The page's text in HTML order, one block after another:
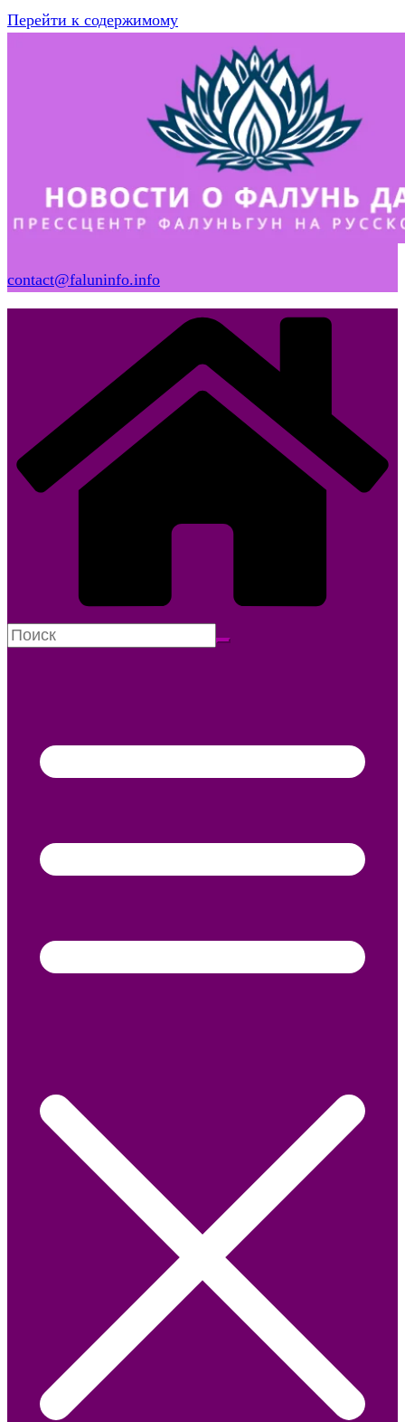
Перейти к содержимому
contact@faluninfo.info